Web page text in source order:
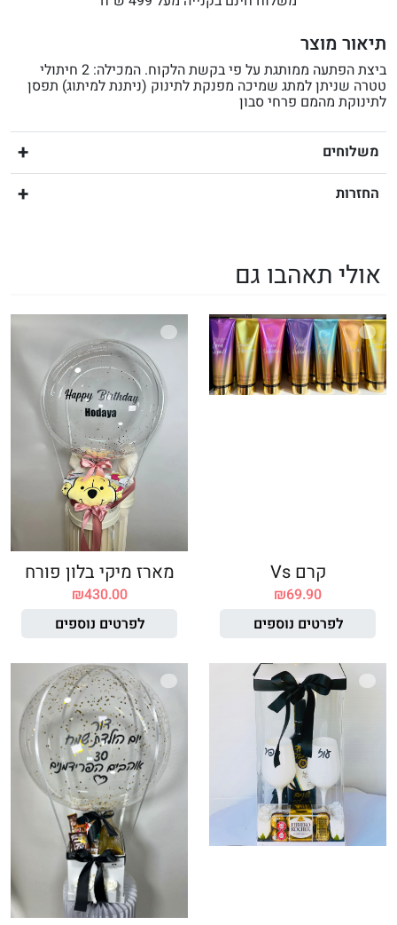
תיאור מוצר
ביצת הפתעה ממותגת על פי בקשת הלקוח. המכילה: 2 חיתולי
טטרה שניתן למתג שמיכה מפנקת לתינוק (ניתנת למיתוג) תפסן
לתינוקת מהמם פרחי סבון
משלוחים
החזרות
אולי תאהבו גם
קרם Vs
₪69.90
לפרטים נוספים
מארז מיקי בלון פורח
₪430.00
לפרטים נוספים